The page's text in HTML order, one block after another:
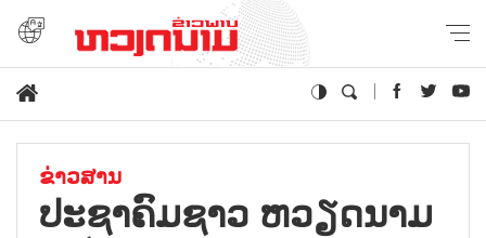
ຂ່າວສານ
ປະຊາຄົມຊາວ ຫວຽດນາມ